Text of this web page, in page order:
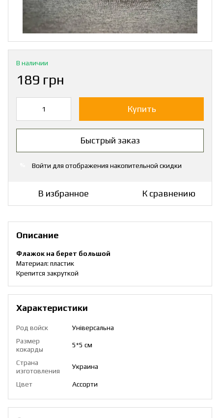
В наличии
189 грн
Купить
Быстрый заказ
Войти для отображения накопительной скидки
В избранное К сравнению
Описание
Флажок на берет большой
Материал: пластик
Крепится закруткой
Характеристики
Род войск
Універсальна
Размер
кокарды
5*5 см
Страна
изготовления
Украина
Цвет Ассорти